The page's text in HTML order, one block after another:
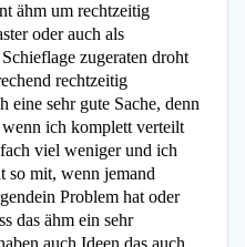
ähm um rechtzeitig
oder auch als
zugeraten droht
rechtzeitig
eine sehr gute Sache, denn
wenn ich komplett verteilt
viel weniger und ich
so mit, wenn jemand
Problem hat oder
das ähm ein sehr
auch Ideen das auch